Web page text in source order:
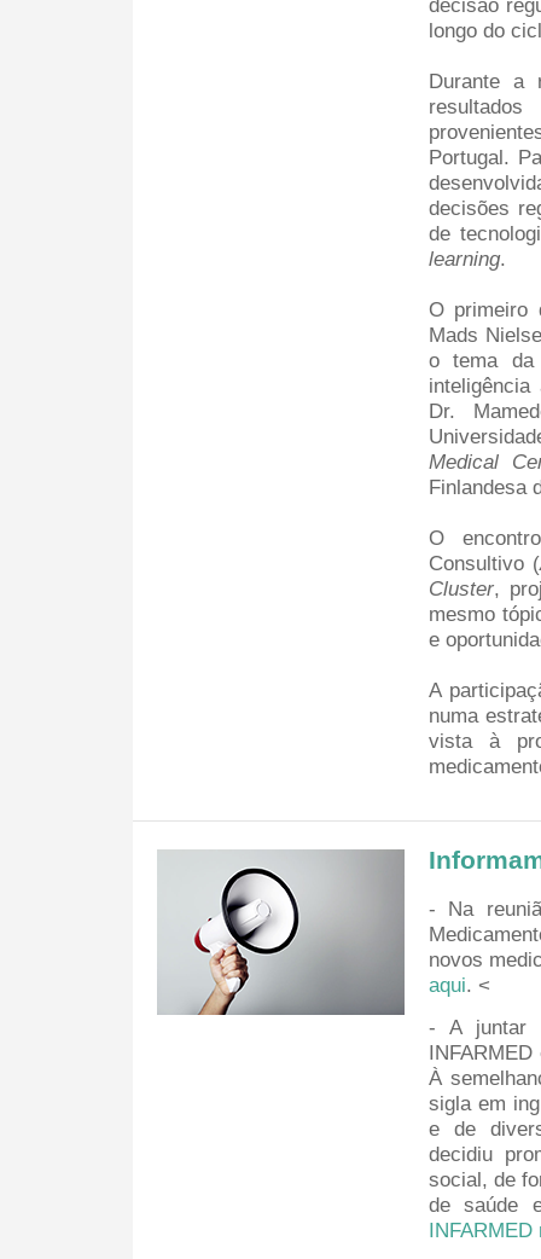
decisão
longo do
Durante a
Portugal.
decisões
de
learning.
O primeiro
Mads
o tema da
Dr.
Medical
Finlandesa
O
Consultivo (
Cluster,
mesmo
e
A
numa
vista à
- Na
novos
aqui. <
- A juntar
À
sigla em
e de
decidiu
social, de
de saúde
INFARMED